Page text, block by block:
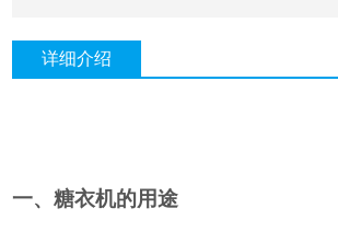
详细介绍
一、糖衣机的用途